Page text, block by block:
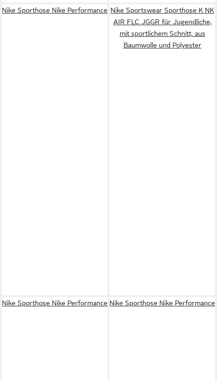
Nike Sporthose Nike Performance Nike Sportswear Sporthose K NK
AIR FLC JGGR für Jugendliche,
mit sportlichem Schnitt, aus
Baumwolle und Polyester
Nike Sporthose Nike Performance Nike Sporthose Nike Performance